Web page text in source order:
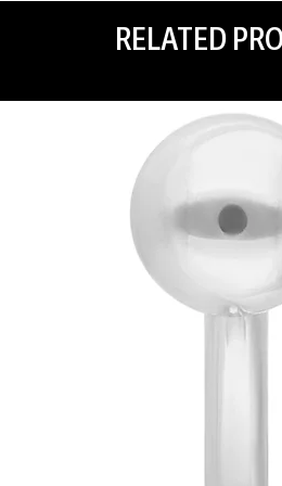
RELATED